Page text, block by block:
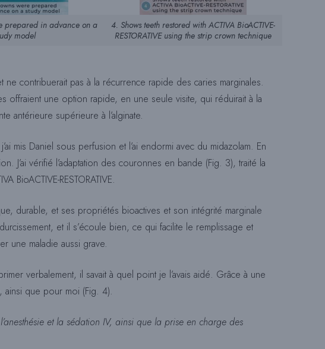
E
W
prepared in advance on a
model
4. Shows teeth restored with ACTIVA BioACTIVE-
RESTORATIVE using the strip crown technique
contribuerait pas à la récurrence rapide des caries marginales.
offraient une option rapide, en une seule visite, qui réduirait à la
antérieure supérieure à l’alginate.
mis Daniel sous perfusion et l’ai endormi avec du midazolam. En
J’ai vérifié l’adaptation des couronnes en bande (Fig. 3), traité la
RESTORATIVE.
durable, et ses propriétés bioactives et son intégrité marginale
et il s’écoule bien, ce qui facilite le remplissage et
une maladie aussi grave.
verbalement, il savait à quel point je l’avais aidé. Grâce à une
ainsi que pour moi (Fig. 4).
et la sédation IV, ainsi que la prise en charge des